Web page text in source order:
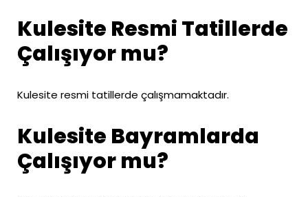
Kulesite Resmi Tatillerde
Çalışıyor mu?
Kulesite resmi tatillerde çalışmamaktadır.
Kulesite Bayramlarda
Çalışıyor mu?